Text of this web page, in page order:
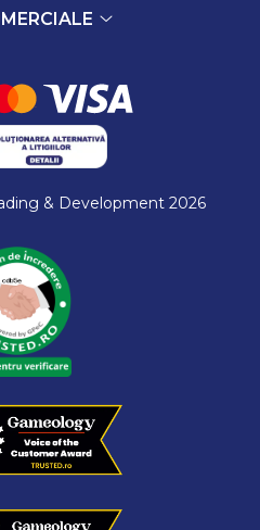
& Development 2026